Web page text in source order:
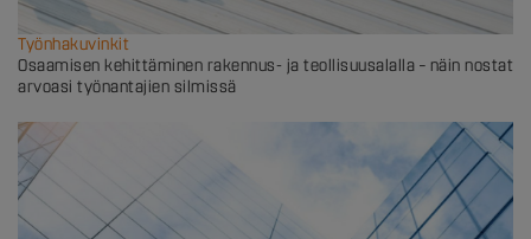
Työnhakuvinkit
Osaamisen kehittäminen rakennus- ja teollisuusalalla – näin nostat
arvoasi työnantajien silmissä